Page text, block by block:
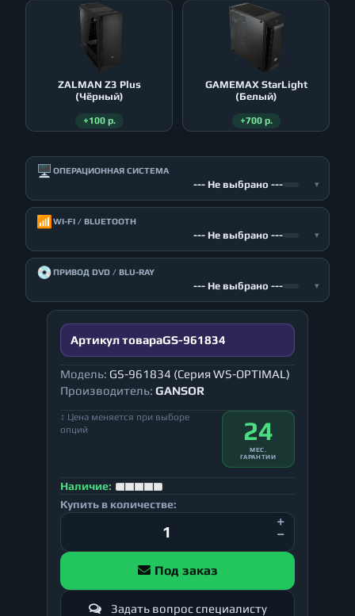
ZALMAN Z3 Plus
(Чёрный)
+100 р.
GAMEMAX StarLight
(Белый)
+700 р.
🖥️ ОПЕРАЦИОННАЯ СИСТЕМА
--- Не выбрано --- ▾
📶 WI-FI / BLUETOOTH
--- Не выбрано --- ▾
💿ПРИВОД DVD / BLU-RAY
--- Не выбрано --- ▾
Артикул товараGS-961834
Модель: GS-961834 (Серия WS-OPTIMAL)
Производитель: GANSOR
↕ Цена меняется при выборе
опций
24
МЕС.
ГАРАНТИИ
Наличие:
Купить в количестве:
Под заказ
Задать вопрос специалисту